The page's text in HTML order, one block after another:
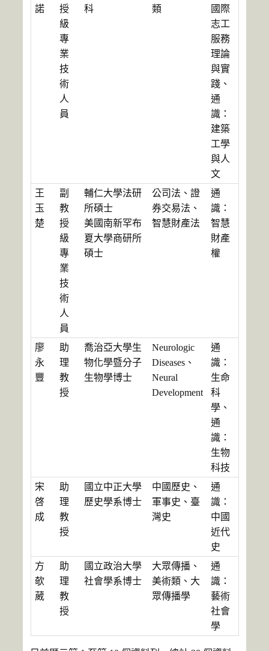
諾
授
級
專
業
技
術
人
員
科
類
國際
志工
服務
理論
與實
踐、
通
識：
建築
工學
與人
文
王
玉
楚
副
教
授
級
專
業
技
術
人
員
輔仁大學法研
所碩士
美國南新罕布
夏大學商研所
碩士
公司法、證
券交易法、
智慧財產法
通
識：
智慧
財產
權
廖
永
豐
助
理
教
授
喬治亞大學生
物化學暨分子
生物學博士
Neurologic
Diseases、
Neural
Development
通
識：
生命
科
學、
通
識：
生物
科技
宋
啓
成
助
理
教
授
國立中正大學
歷史學系博士
中國歷史、
軍事史、臺
灣史
通
識：
中國
近代
史
方
欹
葳
助
理
教
授
國立政治大學
社會學系博士
大眾傳播、
美術類、大
眾傳播學
通
識：
藝術
社會
學